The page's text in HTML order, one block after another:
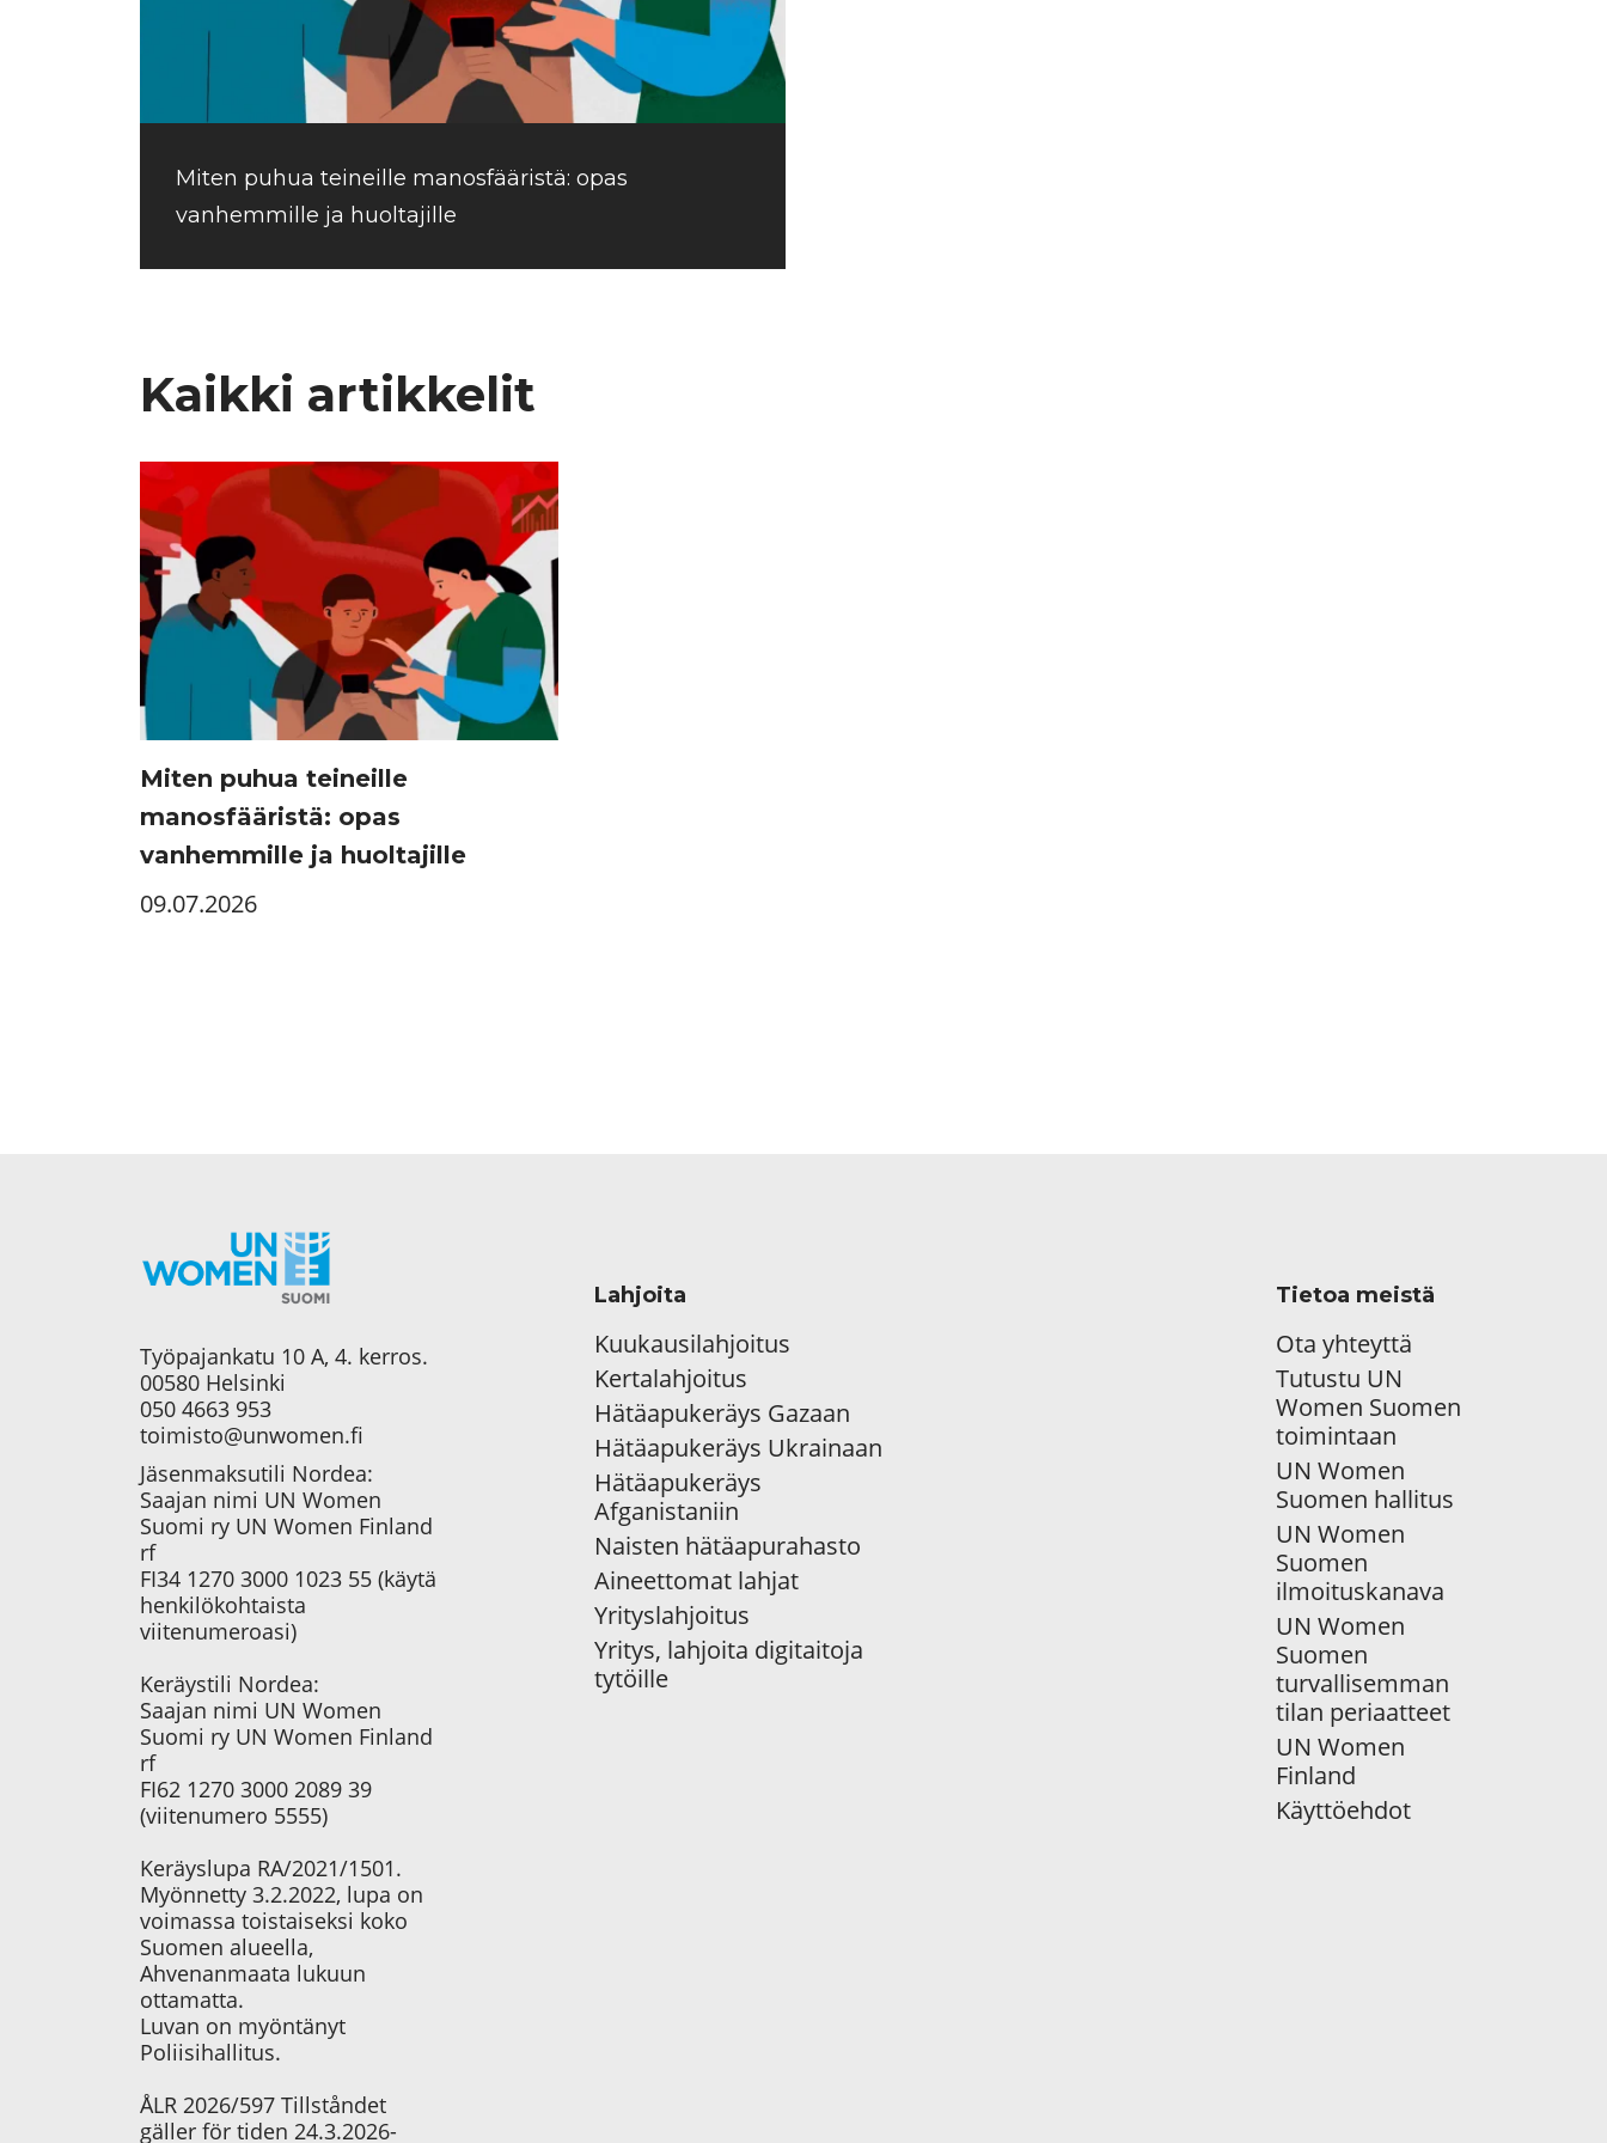
Miten puhua teineille manosfääristä: opas
vanhemmille ja huoltajille
Kaikki artikkelit
Miten puhua teineille
manosfääristä: opas
vanhemmille ja huoltajille
09.07.2026
Työpajankatu 10 A, 4. kerros.
00580 Helsinki
050 4663 953
toimisto@unwomen.fi
Jäsenmaksutili Nordea:
Saajan nimi UN Women
Suomi ry UN Women Finland
rf
FI34 1270 3000 1023 55 (käytä
henkilökohtaista
viitenumeroasi)
Keräystili Nordea:
Saajan nimi UN Women
Suomi ry UN Women Finland
rf
FI62 1270 3000 2089 39
(viitenumero 5555)
Keräyslupa RA/2021/1501.
Myönnetty 3.2.2022, lupa on
voimassa toistaiseksi koko
Suomen alueella,
Ahvenanmaata lukuun
ottamatta.
Luvan on myöntänyt
Poliisihallitus.
ÅLR 2026/597 Tillståndet
gäller för tiden 24.3.2026-
Lahjoita
Kuukausilahjoitus
Kertalahjoitus
Hätäapukeräys Gazaan
Hätäapukeräys Ukrainaan
Hätäapukeräys
Afganistaniin
Naisten hätäapurahasto
Aineettomat lahjat
Yrityslahjoitus
Yritys, lahjoita digitaitoja
tytöille
Tietoa meistä
Ota yhteyttä
Tutustu UN
Women Suomen
toimintaan
UN Women
Suomen hallitus
UN Women
Suomen
ilmoituskanava
UN Women
Suomen
turvallisemman
tilan periaatteet
UN Women
Finland
Käyttöehdot